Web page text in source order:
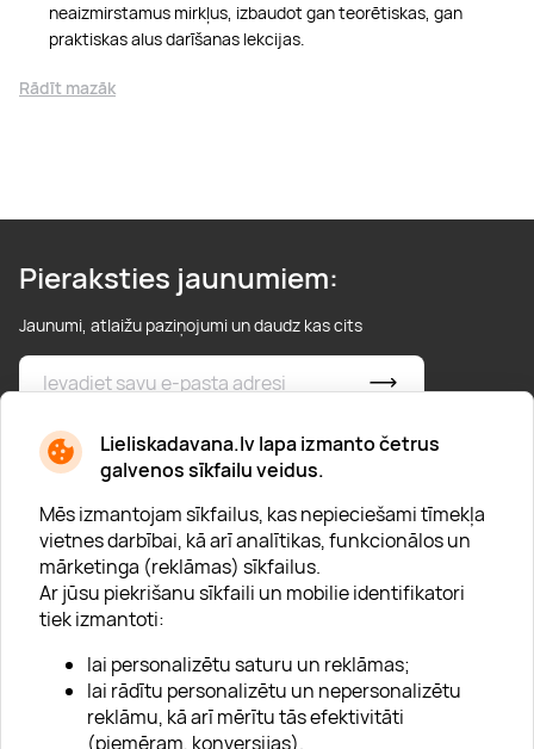
Lieliskadavana.lv lapa izmanto četrus
galvenos sīkfailu veidus.
Mēs izmantojam sīkfailus, kas nepieciešami tīmekļa
vietnes darbībai, kā arī analītikas, funkcionālos un
mārketinga (reklāmas) sīkfailus.
Ar jūsu piekrišanu sīkfaili un mobilie identifikatori
tiek izmantoti:
lai personalizētu saturu un reklāmas;
lai rādītu personalizētu un nepersonalizētu
reklāmu, kā arī mērītu tās efektivitāti
(piemēram, konversijas).
neaizmirstamus mirkļus, izbaudot gan teorētiskas, gan
praktiskas alus darīšanas lekcijas.
Rādīt mazāk
Pieraksties jaunumiem:
Jaunumi, atlaižu paziņojumi un daudz kas cits
* Esmu iepazinies/usies ar privātuma politiku
Par "Lieliska dāvana"
Uzņēmumiem